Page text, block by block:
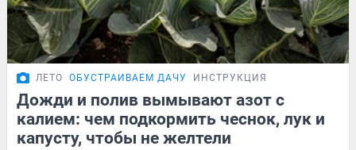
ЛЕТО ОБУСТРАИВАЕМ ДАЧУ ИНСТРУКЦИЯ
Дожди и полив вымывают азот с
калием: чем подкормить чеснок, лук и
капусту, чтобы не желтели